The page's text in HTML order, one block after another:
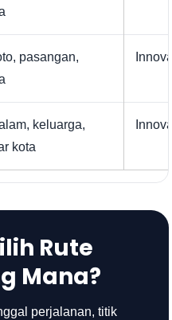
pasangan,
keluarga,
kota
Rute
Mana?
perjalanan, titik